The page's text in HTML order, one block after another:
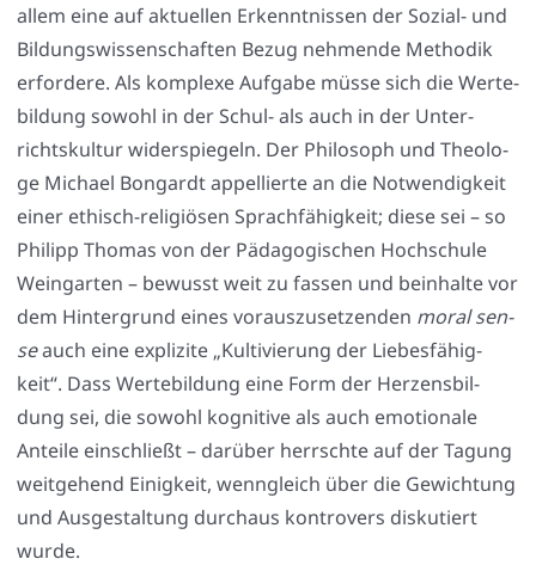
allem eine auf aktu­el­len Erkennt­nis­sen der Sozi­al- und
Bil­dungs­wis­sen­schaf­ten Bezug neh­men­de Metho­dik
erfor­de­re. Als kom­ple­xe Auf­ga­be müs­se sich die Wer­te­
bil­dung sowohl in der Schul- als auch in der Unter­
richts­kul­tur wider­spie­geln. Der Phi­lo­soph und Theo­lo­
ge Micha­el Bon­gardt appel­lier­te an die Not­wen­dig­keit
einer ethisch-reli­giö­sen Sprach­fä­hig­keit; die­se sei – so
Phil­ipp Tho­mas von der Päd­ago­gi­schen Hoch­schu­le
Wein­gar­ten – bewusst weit zu fas­sen und beinhal­te vor
dem Hin­ter­grund eines vor­aus­zu­set­zen­den moral sen­
seauch eine expli­zi­te „Kul­ti­vie­rung der Lie­bes­fä­hig­
keit“. Dass Wer­te­bil­dung eine Form der Her­zens­bil­
dung sei, die sowohl kogni­ti­ve als auch emo­tio­na­le
Antei­le ein­schließt – dar­über herrsch­te auf der Tagung
weit­ge­hend Einig­keit, wenn­gleich über die Gewich­tung
und Aus­ge­stal­tung durch­aus kon­tro­vers dis­ku­tiert
wur­de.